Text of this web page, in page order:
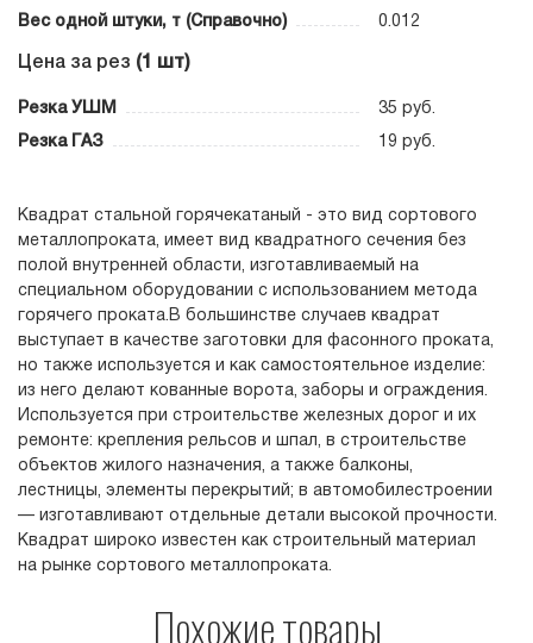
Вес одной штуки, т (Справочно) 0.012
Цена за рез (1 шт)
Резка УШМ 35 руб.
Резка ГАЗ 19 руб.
Квадрат стальной горячекатаный - это вид сортового
металлопроката, имеет вид квадратного сечения без
полой внутренней области, изготавливаемый на
специальном оборудовании с использованием метода
горячего проката.В большинстве случаев квадрат
выступает в качестве заготовки для фасонного проката,
но также используется и как самостоятельное изделие:
из него делают кованные ворота, заборы и ограждения.
Используется при строительстве железных дорог и их
ремонте: крепления рельсов и шпал, в строительстве
объектов жилого назначения, а также балконы,
лестницы, элементы перекрытий; в автомобилестроении
— изготавливают отдельные детали высокой прочности.
Квадрат широко известен как строительный материал
на рынке сортового металлопроката.
Похожие товары